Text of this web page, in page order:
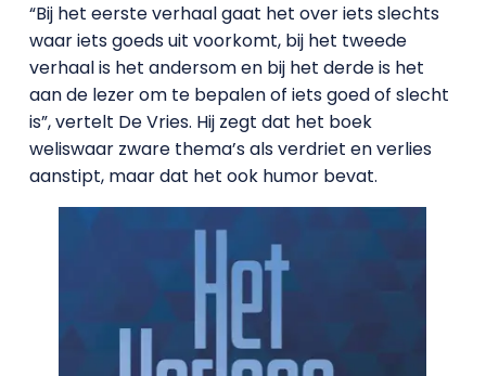
“Bij het eerste verhaal gaat het over iets slechts
waar iets goeds uit voorkomt, bij het tweede
verhaal is het andersom en bij het derde is het
aan de lezer om te bepalen of iets goed of slecht
is”, vertelt De Vries. Hij zegt dat het boek
weliswaar zware thema’s als verdriet en verlies
aanstipt, maar dat het ook humor bevat.